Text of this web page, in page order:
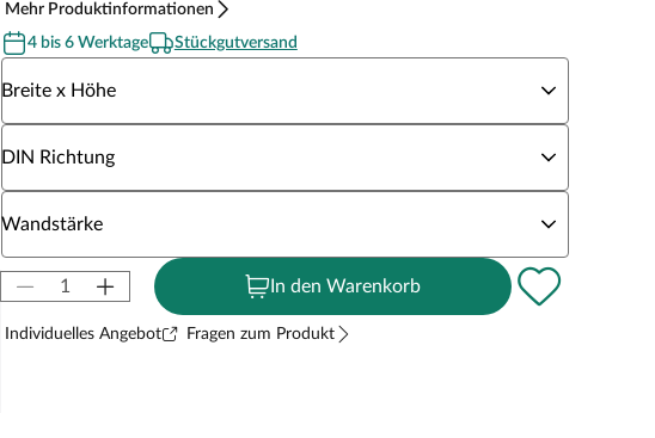
Mehr Produktinformationen
4 bis 6 Werktage
Stückgutversand
Breite x Höhe
DIN Richtung
Wandstärke
In den Warenkorb
Individuelles Angebot Fragen zum Produkt